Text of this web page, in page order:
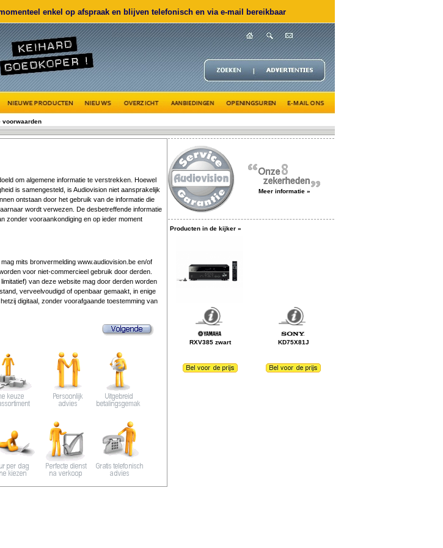
enkel op afspraak en blijven telefonisch en via e-mail bereikbaar
voorwaarden
om algemene informatie te verstrekken. Hoewel
is samengesteld, is Audiovision niet aansprakelijk
ontstaan door het gebruik van de informatie die
wordt verwezen. De desbetreffende informatie
zonder vooraankondiging en op ieder moment
mits bronvermelding www.audiovision.be en/of
voor niet-commercieel gebruik door derden.
van deze website mag door derden worden
verveelvoudigd of openbaar gemaakt, in enige
digitaal, zonder voorafgaande toestemming van
Meer informatie »
Producten in de kijker »
RXV385 zwart KD75X81J